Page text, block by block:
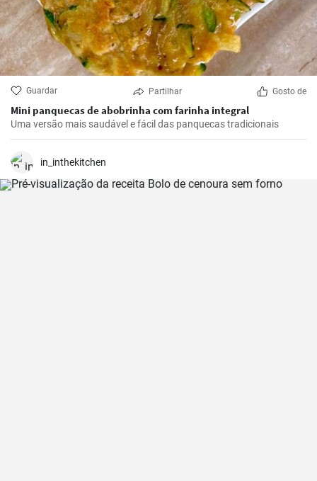
Guardar Partilhar Gosto de
Mini panquecas de abobrinha com farinha integral
Uma versão mais saudável e fácil das panquecas tradicionais
in_inthekitchen